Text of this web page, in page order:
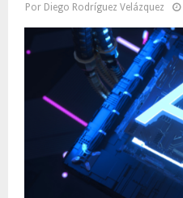
Por Diego Rodríguez Velázquez